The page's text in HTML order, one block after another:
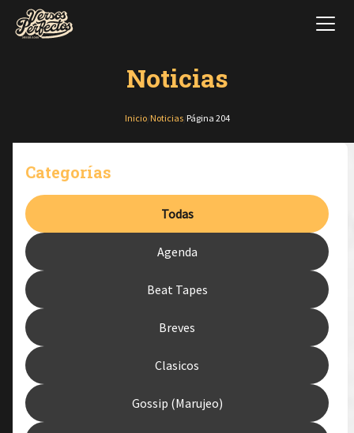
Noticias
Inicio/ Noticias/ Página 204
Categorías
Todas
Agenda
Beat Tapes
Breves
Clasicos
Gossip (Marujeo)